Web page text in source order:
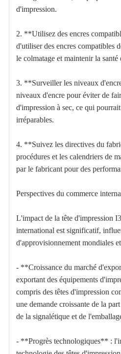
d'impression.
2. **Utilisez des encres
d'utiliser des encres compatibles
le colmatage et maintenir la santé
3. **Surveiller les niveaux
niveaux d'encre pour éviter de
d'impression à sec, ce qui
irréparables.
4. **Suivez les directives du
procédures et les calendriers de
par le fabricant pour des
Perspectives du commerce
L'impact de la tête d'impression
international est significatif,
d'approvisionnement mondiales
- **Croissance du marché
exportant des équipements
compris des têtes d'impression
une demande croissante de la
de la signalétique et de
- **Progrès technologiques** :